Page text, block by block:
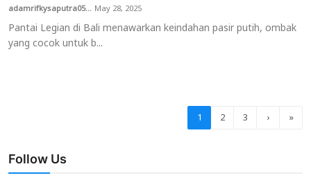
adamrifkysaputra05... May 28, 2025
Pantai Legian di Bali menawarkan keindahan pasir putih, ombak
yang cocok untuk b...
1 2 3 › »
Follow Us